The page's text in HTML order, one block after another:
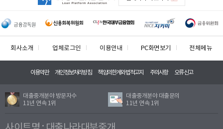
회사소개 업체로그인 이용안내 PC화면보기 전체메뉴
이용약관 개인정보처리방침 책임의한계와법적고지 주의사항 오류신고
대출중개분야 방문자수
11년 연속 1위
대출중개분야 대출문의
11년 연속 1위